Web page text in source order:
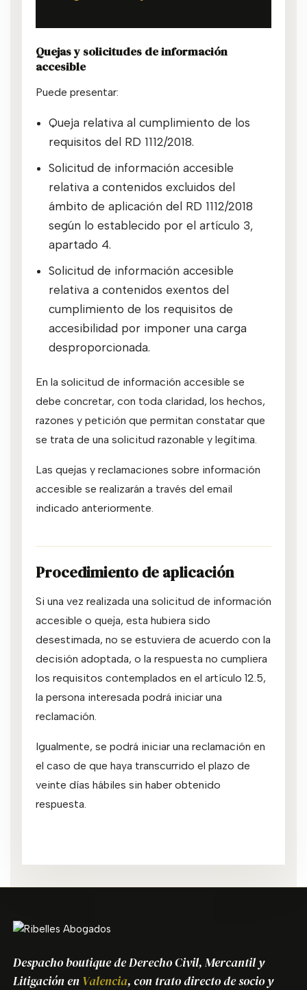
Quejas y solicitudes de información
accesible
Puede presentar:
Queja relativa al cumplimiento de los
requisitos del RD 1112/2018.
Solicitud de información accesible
relativa a contenidos excluidos del
ámbito de aplicación del RD 1112/2018
según lo establecido por el artículo 3,
apartado 4.
Solicitud de información accesible
relativa a contenidos exentos del
cumplimiento de los requisitos de
accesibilidad por imponer una carga
desproporcionada.
En la solicitud de información accesible se
debe concretar, con toda claridad, los hechos,
razones y petición que permitan constatar que
se trata de una solicitud razonable y legítima.
Las quejas y reclamaciones sobre información
accesible se realizarán a través del email
indicado anteriormente.
Procedimiento de aplicación
Si una vez realizada una solicitud de información
accesible o queja, esta hubiera sido
desestimada, no se estuviera de acuerdo con la
decisión adoptada, o la respuesta no cumpliera
los requisitos contemplados en el artículo 12.5,
la persona interesada podrá iniciar una
reclamación.
Igualmente, se podrá iniciar una reclamación en
el caso de que haya transcurrido el plazo de
veinte días hábiles sin haber obtenido
respuesta.
Despacho boutique de Derecho Civil, Mercantil y
Litigación en Valencia, con trato directo de socio y